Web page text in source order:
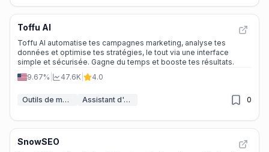
Toffu AI
Toffu AI automatise tes campagnes marketing, analyse tes
données et optimise tes stratégies, le tout via une interface
simple et sécurisée. Gagne du temps et booste tes résultats.
9.67%
47.6K 4.0
Outils de marketing IA Assistant d'Analyse IA 0
SnowSEO